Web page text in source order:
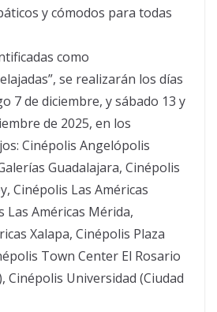
y cómodos para todas
como
se realizarán los días
7 de diciembre, y sábado 13 y
de 2025, en los
Cinépolis Angelópolis
Guadalajara, Cinépolis
Cinépolis Las Américas
Las Américas Mérida,
Xalapa, Cinépolis Plaza
Town Center El Rosario
Cinépolis Universidad (Ciudad